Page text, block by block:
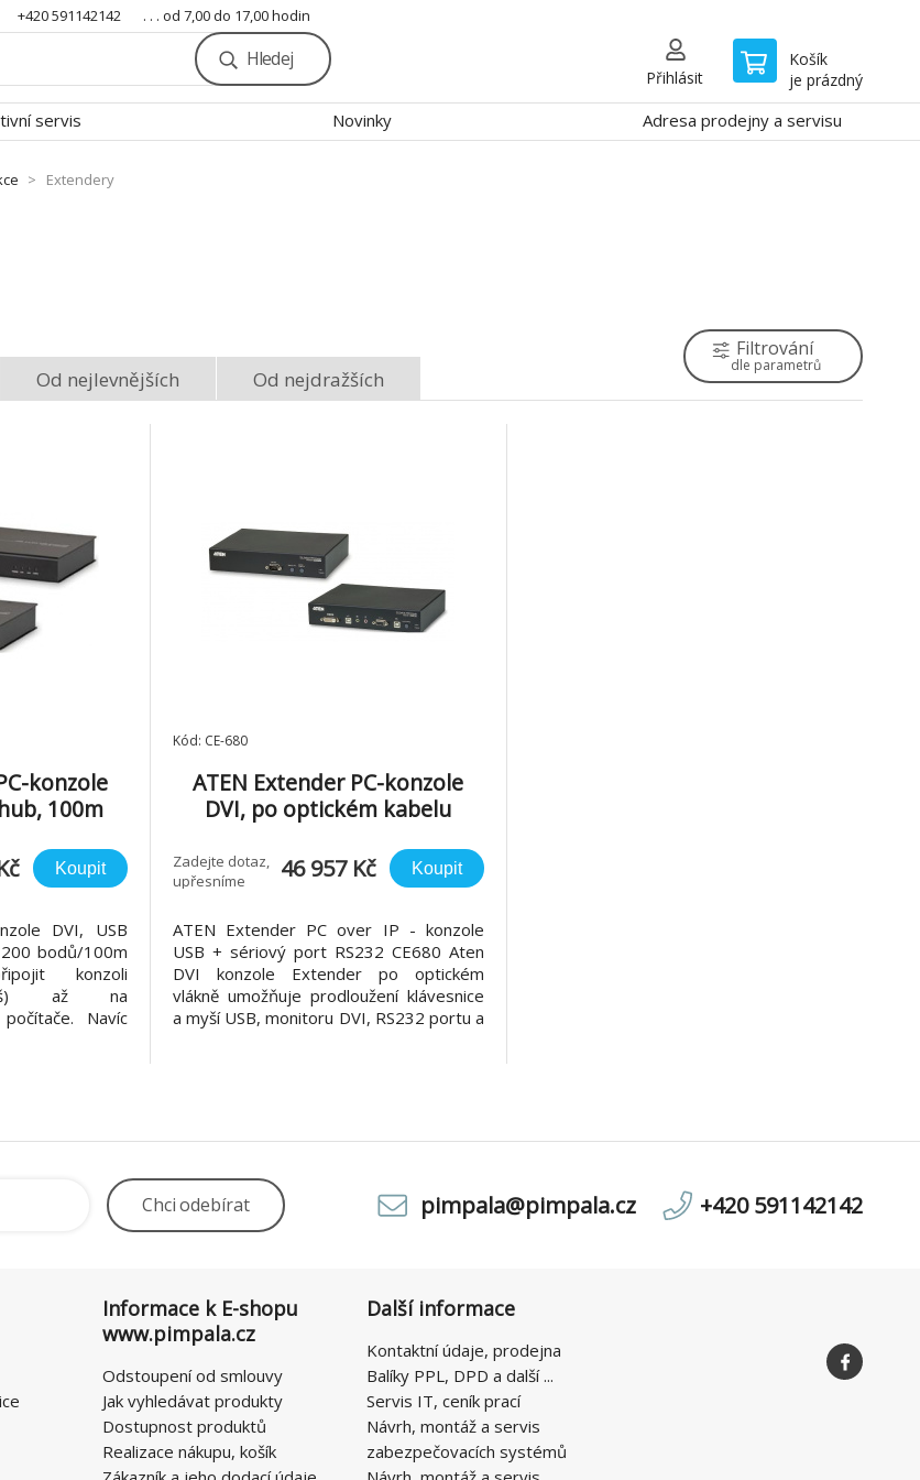
+420 591142142 . . . od 7,00 do 17,00 hodin
Hledej
Přihlásit
Košík
je prázdný
servis Novinky Adresa prodejny a servisu
Extendery
Od nejlevnějších Od nejdražších
Filtrování
dle parametrů
konzole
100m
Koupit
DVI, USB
bodů/100m
konzoli
myš) až na
Navíc
Kód: CE-680
ATEN Extender PC-konzole
DVI, po optickém kabelu
Zadejte dotaz,
upřesníme
46 957 Kč Koupit
ATEN Extender PC over IP - konzole
USB + sériový port RS232 CE680 Aten
DVI konzole Extender po optickém
vlákně umožňuje prodloužení klávesnice
a myší USB, monitoru DVI, RS232 portu a
Chciodebírat pimpala@pimpala.cz +420 591142142
Informace k E-shopu
www.pimpala.cz
Odstoupení od smlouvy
Jak vyhledávat produkty
Dostupnost produktů
Realizace nákupu, košík
Další informace
Kontaktní údaje, prodejna
Balíky PPL, DPD a další ...
Servis IT, ceník prací
Návrh, montáž a servis
zabezpečovacích systémů